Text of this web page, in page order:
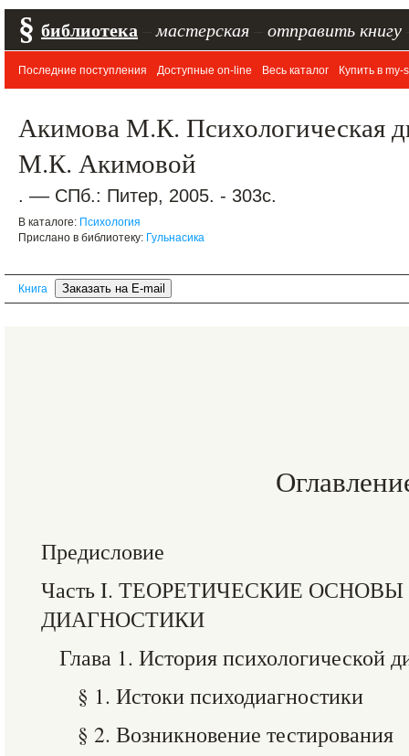
§ библиотека мастерская отправить книгу
Последние поступления Доступные on-line Весь каталог Купить в my-
Акимова М.К. Психологическая
М.К. Акимовой
. –– СПб.: Питер, 2005. - 303с.
В каталоге: Психология
Прислано в библиотеку: Гульнасика
Книга
Предисловие
Часть I. ТЕОРЕТИЧЕСКИЕ
ДИАГНОСТИКИ
Глава 1. История психологической
§ 1. Истоки психодиагностики
§ 2. Возникновение тестирования